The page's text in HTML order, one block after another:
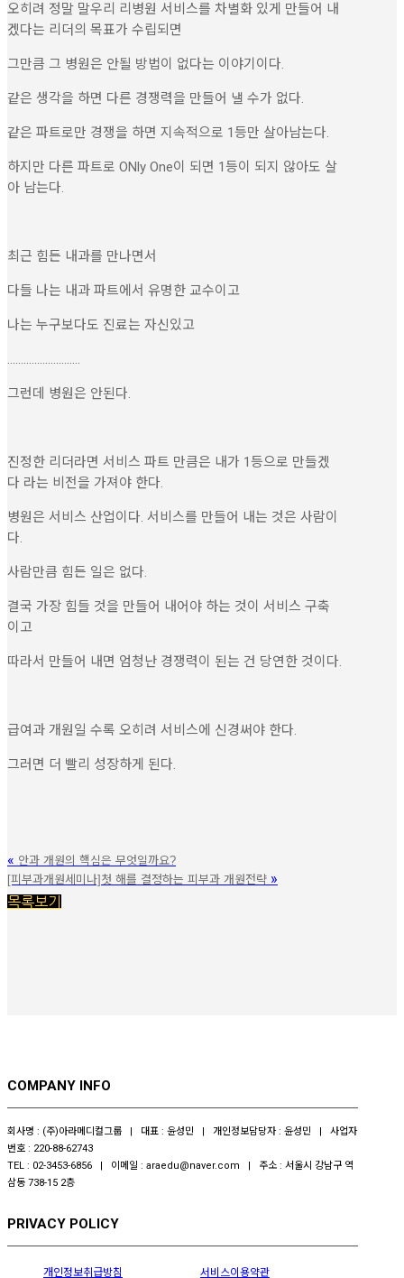
오히려 정말 말우리 리병원 서비스를 차별화 있게 만들어 내
겠다는 리더의 목표가 수립되면
그만큼 그 병원은 안될 방법이 없다는 이야기이다.
같은 생각을 하면 다른 경쟁력을 만들어 낼 수가 없다.
같은 파트로만 경쟁을 하면 지속적으로 1등만 살아남는다.
하지만 다른 파트로 ONly One이 되면 1등이 되지 않아도 살
아 남는다.
최근 힘든 내과를 만나면서
다들 나는 내과 파트에서 유명한 교수이고
나는 누구보다도 진료는 자신있고
...........................
그런데 병원은 안된다.
진정한 리더라면 서비스 파트 만큼은 내가 1등으로 만들겠
다 라는 비전을 가져야 한다.
병원은 서비스 산업이다. 서비스를 만들어 내는 것은 사람이
다.
사람만큼 힘든 일은 없다.
결국 가장 힘들 것을 만들어 내어야 하는 것이 서비스 구축
이고
따라서 만들어 내면 엄청난 경쟁력이 된는 건 당연한 것이다.
급여과 개원일 수록 오히려 서비스에 신경써야 한다.
그러면 더 빨리 성장하게 된다.
« 안과 개원의 핵심은 무엇일까요?
[피부과개원세미나]첫 해를 결정하는 피부과 개원전략 »
목록보기
COMPANY INFO
회사명 : (주)아라메디컬그룹 | 대표 : 윤성민 | 개인정보담당자 : 윤성민 | 사업자
번호 : 220-88-62743
TEL : 02-3453-6856 | 이메일 : araedu@naver.com | 주소 : 서울시 강남구 역
삼동 738-15 2층
PRIVACY POLICY
개인정보취급방침 서비스이용약관